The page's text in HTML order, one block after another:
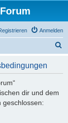
Anmelden
dir und dem
geschlossen: